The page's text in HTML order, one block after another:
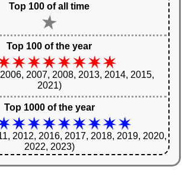
Top 100 of all time
Top 100 of the year
2007, 2008, 2013, 2014, 2015,
2021)
Top 1000 of the year
2012, 2016, 2017, 2018, 2019, 2020,
2022, 2023)